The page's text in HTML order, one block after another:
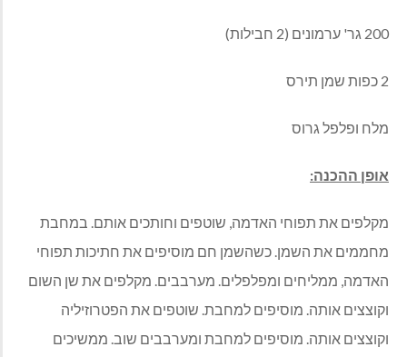
200 גר' ערמונים (2 חבילות)
2 כפות שמן תירס
מלח ופלפל גרוס
אופן ההכנה:
מקלפים את תפוחי האדמה, שוטפים וחותכים אותם. במחבת
מחממים את השמן. כשהשמן חם מוסיפים את חתיכות תפוחי
האדמה, ממליחים ומפלפלים. מערבבים. מקלפים את שן השום
וקוצצים אותה. מוסיפים למחבת. שוטפים את הפטרוזיליה
וקוצצים אותה. מוסיפים למחבת ומערבבים שוב. ממשיכים